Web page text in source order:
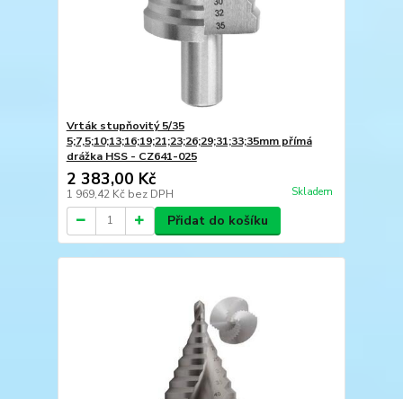
Vrták stupňovitý 5/35
5;7,5;10;13;16;19;21;23;26;29;31;33;35mm přímá
drážka HSS - CZ641-025
2 383,00 Kč
1 969,42 Kč bez DPH Skladem
Přidat do košíku